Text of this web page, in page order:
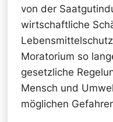
von der
wirtschaftliche
Moratorium so
gesetzliche
Mensch und
möglichen